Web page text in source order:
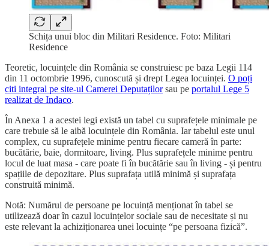
Schița unui bloc din Militari Residence. Foto: Militari
Residence
Teoretic, locuințele din România se construiesc pe baza Legii 114
din 11 octombrie 1996, cunoscută și drept Legea locuinței. O poți
citi integral pe site-ul Camerei Deputațilorsau pe portalul Lege 5
realizat de Indaco.
În Anexa 1 a acestei legi există un tabel cu suprafețele minimale pe
care trebuie să le aibă locuințele din România. Iar tabelul este unul
complex, cu suprafețele minime pentru fiecare cameră în parte:
bucătărie, baie, dormitoare, living. Plus suprafețele minime pentru
locul de luat masa - care poate fi în bucătărie sau în living - și pentru
spațiile de depozitare. Plus suprafața utilă minimă și suprafața
construită minimă.
Notă: Numărul de persoane pe locuință menționat în tabel se
utilizează doar în cazul locuințelor sociale sau de necesitate și nu
este relevant la achiziționarea unei locuințe “pe persoana fizică”.